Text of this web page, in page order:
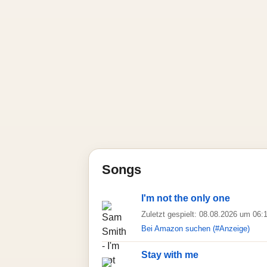
Songs
I'm not the only one
Zuletzt gespielt: 08.08.2026 um
Bei Amazon suchen (#Anzeige)
Stay with me